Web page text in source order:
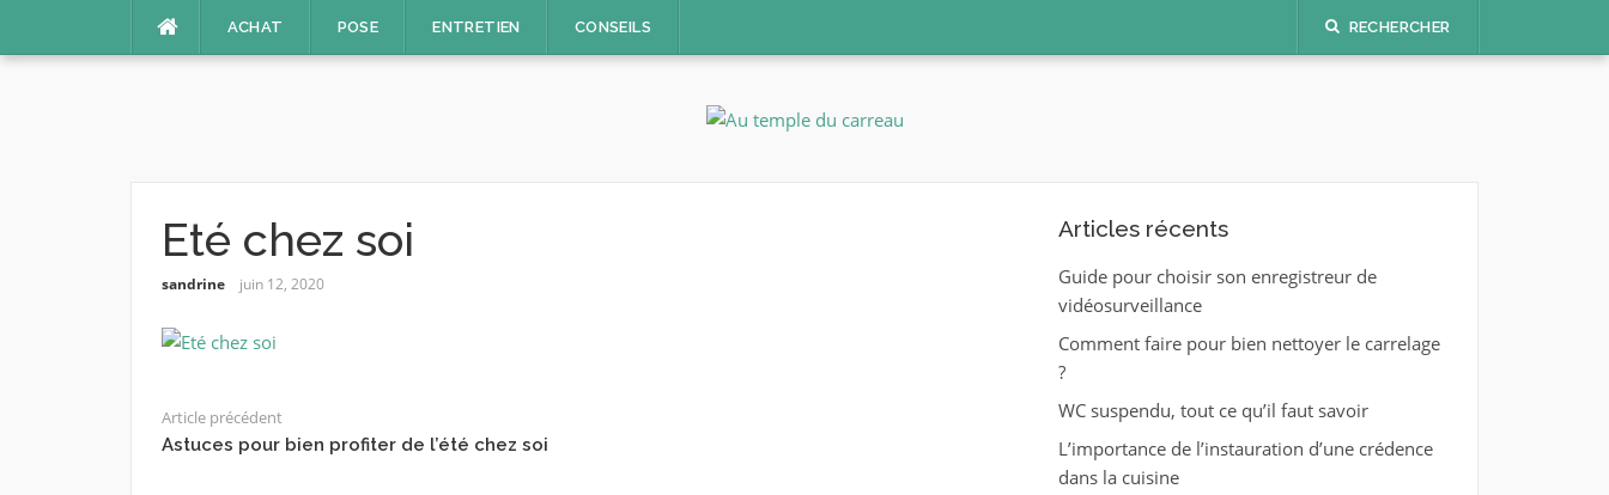
ACHAT POSE ENTRETIEN CONSEILS RECHERCHER
Eté chez soi
sandrine juin 12, 2020
Article précédent
Astuces pour bien profiter de l’été chez soi
Articles récents
Guide pour choisir son enregistreur de
vidéosurveillance
Comment faire pour bien nettoyer le carrelage
?
WC suspendu, tout ce qu’il faut savoir
L’importance de l’instauration d’une crédence
dans la cuisine